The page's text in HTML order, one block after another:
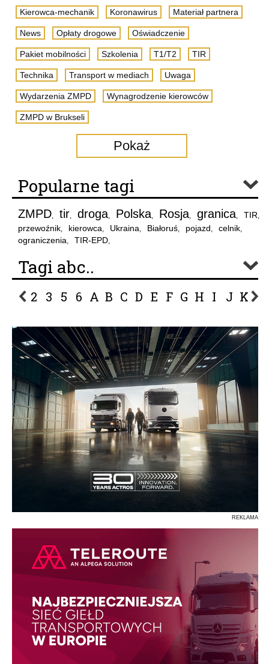
Kierowca-mechanik Koronawirus Materiał partnera
News Opłaty drogowe Oświadczenie
Pakiet mobilności Szkolenia T1/T2 TIR
Technika Transport w mediach Uwaga
Wydarzenia ZMPD Wynagrodzenie kierowców
ZMPD w Brukseli
Pokaż
Popularne tagi
ZMPD, tir, droga, Polska, Rosja, granica, TIR,
przewoźnik, kierowca, Ukraina, Białoruś, pojazd, celnik,
ograniczenia, TIR-EPD,
Tagi abc..
2 3 5 6 A B C D E F G H I J K L
REKLAMA